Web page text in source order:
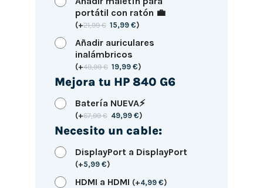
portátil con ratón 💼
(+21,99€ 15,99€)
Añadir auriculares
inalámbricos
(+49,99€ 19,99€)
Mejora tu HP 840 G6
Batería NUEVA⚡
(+67,99€ 49,99€)
Necesito un cable:
DisplayPort a DisplayPort
(+5,99 €)
HDMI a HDMI (+4,99 €)